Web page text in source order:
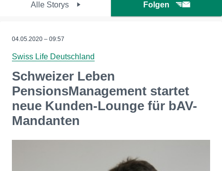
Alle Storys Folgen
04.05.2020 – 09:57
Swiss Life Deutschland
Schweizer Leben
PensionsManagement startet
neue Kunden-Lounge für bAV-
Mandanten